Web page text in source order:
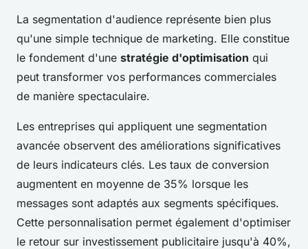
La segmentation d'audience représente bien plus
qu'une simple technique de marketing. Elle constitue
le fondement d'une stratégie d'optimisation qui
peut transformer vos performances commerciales
de manière spectaculaire.
Les entreprises qui appliquent une segmentation
avancée observent des améliorations significatives
de leurs indicateurs clés. Les taux de conversion
augmentent en moyenne de 35% lorsque les
messages sont adaptés aux segments spécifiques.
Cette personnalisation permet également d'optimiser
le retour sur investissement publicitaire jusqu'à 40%,